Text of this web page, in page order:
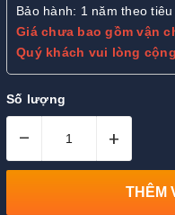
Bảo hành: 1 năm theo
Giá chưa bao gồm vận
Quý khách vui lòng
Số lượng
– +
THÊM